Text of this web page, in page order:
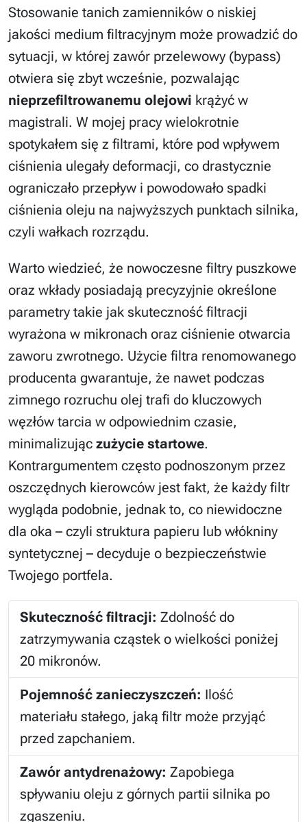
Stosowanie tanich zamienników o niskiej
jakości medium filtracyjnym może prowadzić do
sytuacji, w której zawór przelewowy (bypass)
otwiera się zbyt wcześnie, pozwalając
nieprzefiltrowanemu olejowi krążyć w
magistrali. W mojej pracy wielokrotnie
spotykałem się z filtrami, które pod wpływem
ciśnienia ulegały deformacji, co drastycznie
ograniczało przepływ i powodowało spadki
ciśnienia oleju na najwyższych punktach silnika,
czyli wałkach rozrządu.
Warto wiedzieć, że nowoczesne filtry puszkowe
oraz wkłady posiadają precyzyjnie określone
parametry takie jak skuteczność filtracji
wyrażona w mikronach oraz ciśnienie otwarcia
zaworu zwrotnego. Użycie filtra renomowanego
producenta gwarantuje, że nawet podczas
zimnego rozruchu olej trafi do kluczowych
węzłów tarcia w odpowiednim czasie,
minimalizując zużycie startowe.
Kontrargumentem często podnoszonym przez
oszczędnych kierowców jest fakt, że każdy filtr
wygląda podobnie, jednak to, co niewidoczne
dla oka – czyli struktura papieru lub włókniny
syntetycznej – decyduje o bezpieczeństwie
Twojego portfela.
Skuteczność filtracji: Zdolność do
zatrzymywania cząstek o wielkości poniżej
20 mikronów.
Pojemność zanieczyszczeń: Ilość
materiału stałego, jaką filtr może przyjąć
przed zapchaniem.
Zawór antydrenażowy: Zapobiega
spływaniu oleju z górnych partii silnika po
zgaszeniu.